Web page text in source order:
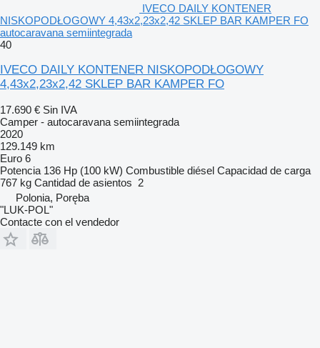
IVECO DAILY KONTENER
NISKOPODŁOGOWY 4,43x2,23x2,42 SKLEP BAR KAMPER FO
autocaravana semiintegrada
40
IVECO DAILY KONTENER NISKOPODŁOGOWY
4,43x2,23x2,42 SKLEP BAR KAMPER FO
17.690 € Sin IVA
Camper - autocaravana semiintegrada
2020
129.149 km
Euro 6
Potencia 136 Hp (100 kW) Combustible diésel Capacidad de carga
767 kg Cantidad de asientos 2
Polonia, Poręba
"LUK-POL"
Contacte con el vendedor